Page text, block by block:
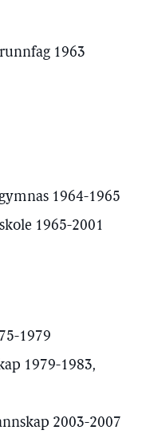
1963
1964-1965
1965-2001
1979
1979-1983,
2003-2007